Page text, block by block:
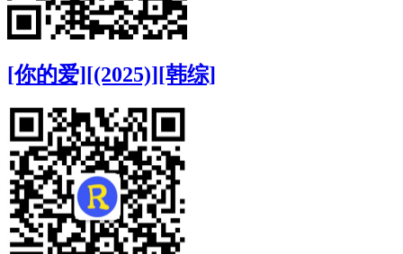
[你的爱][(2025)][韩综]